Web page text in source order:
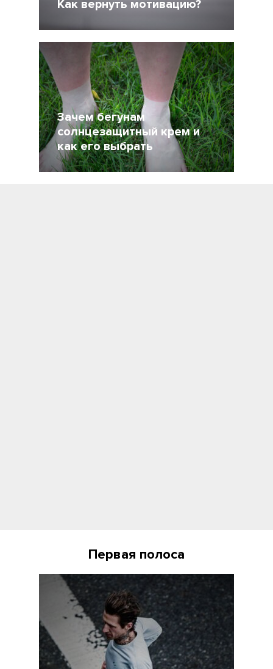
Как вернуть мотивацию?
Зачем бегунам
солнцезащитный крем и
как его выбрать
Первая полоса